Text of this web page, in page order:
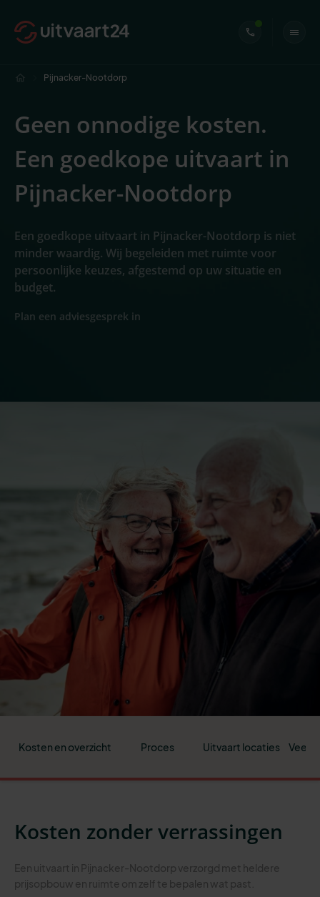
Pijnacker-Nootdorp
Geen onnodige kosten.
Een goedkope uitvaart in
Pijnacker-Nootdorp
Een goedkope uitvaart in Pijnacker-Nootdorp is niet
minder waardig. Wij begeleiden met ruimte voor
persoonlijke keuzes, afgestemd op uw situatie en
budget.
Plan een adviesgesprek in
Kosten en overzicht Proces Uitvaart locaties
Kosten zonder verrassingen
Een uitvaart in Pijnacker-Nootdorp verzorgd met heldere
prijsopbouw en ruimte om zelf te bepalen wat past.